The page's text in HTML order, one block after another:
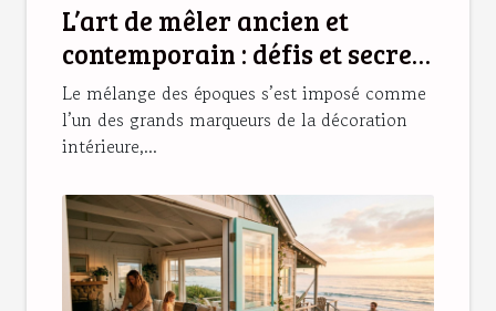
L’art de mêler ancien et
contemporain : défis et secrets
d’une déco réussie
Le mélange des époques s’est imposé comme
l’un des grands marqueurs de la décoration
intérieure,...